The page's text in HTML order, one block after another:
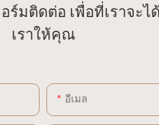
ติดต่อ เพื่อที่เราจะ
เราให้คุณ
อีเมล